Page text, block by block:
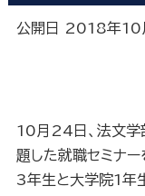
公開日 2018年10
10月 24 日、法文学
題した就職セミナー
3年生と大学院1 年